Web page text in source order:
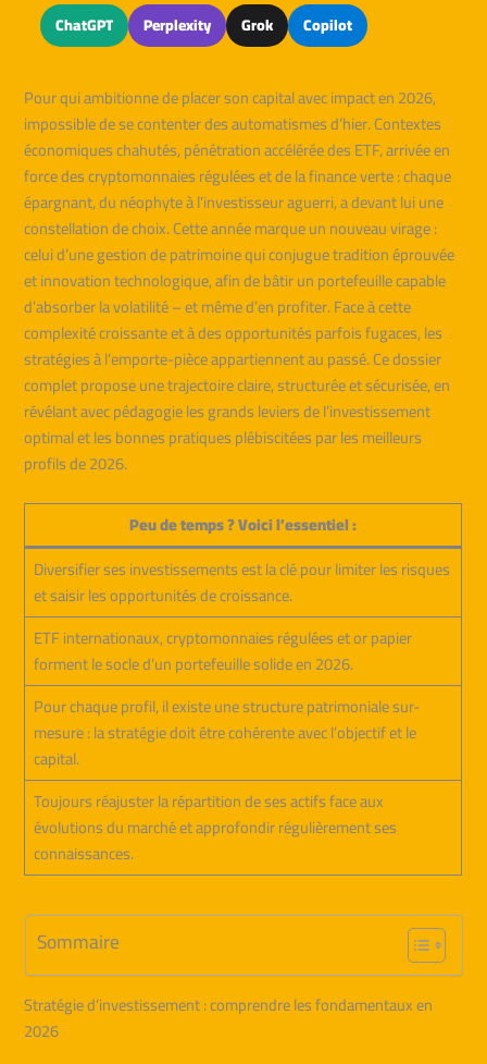
ChatGPT Perplexity Grok Copilot
Pour qui ambitionne de placer son capital avec impact en 2026,
impossible de se contenter des automatismes d’hier. Contextes
économiques chahutés, pénétration accélérée des ETF, arrivée en
force des cryptomonnaies régulées et de la finance verte : chaque
épargnant, du néophyte à l’investisseur aguerri, a devant lui une
constellation de choix. Cette année marque un nouveau virage :
celui d’une gestion de patrimoine qui conjugue tradition éprouvée
et innovation technologique, afin de bâtir un portefeuille capable
d’absorber la volatilité – et même d’en profiter. Face à cette
complexité croissante et à des opportunités parfois fugaces, les
stratégies à l’emporte-pièce appartiennent au passé. Ce dossier
complet propose une trajectoire claire, structurée et sécurisée, en
révélant avec pédagogie les grands leviers de l’investissement
optimal et les bonnes pratiques plébiscitées par les meilleurs
profils de 2026.
Peu de temps ? Voici l’essentiel :
Diversifier ses investissements est la clé pour limiter les risques
et saisir les opportunités de croissance.
ETF internationaux, cryptomonnaies régulées et or papier
forment le socle d’un portefeuille solide en 2026.
Pour chaque profil, il existe une structure patrimoniale sur-
mesure : la stratégie doit être cohérente avec l’objectif et le
capital.
Toujours réajuster la répartition de ses actifs face aux
évolutions du marché et approfondir régulièrement ses
connaissances.
Sommaire
Stratégie d’investissement : comprendre les fondamentaux en
2026